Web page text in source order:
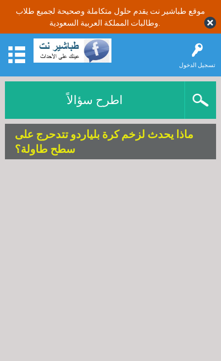
موقع طباشير نت يقدم حلول متكاملة وصحيحة لجميع طلاب
تسجيل الدخول
اطرح سؤالاً
ماذا يحدث لزخم كرة بلياردو تتدحرج على
سطح طاولة؟